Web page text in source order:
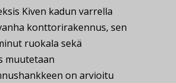
Kiven kadun varrella
konttorirakennus, sen
ruokala sekä
muutetaan
on arvioitu